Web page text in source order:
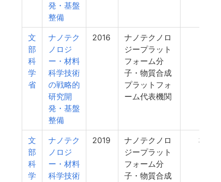
発・基盤
整備
文
部
科
学
省
ナノテク
ノロジ
ー・材料
科学技術
の戦略的
研究開
発・基盤
整備
2016
ナノテクノロ
ジープラット
フォーム分
子・物質合成
プラットフォ
ーム代表機関
文
部
科
学
ナノテク
ノロジ
ー・材料
科学技術
2019
ナノテクノロ
ジープラット
フォーム分
子・物質合成
334